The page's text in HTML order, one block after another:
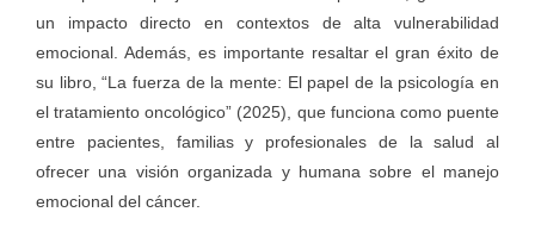
un impacto directo en contextos de alta vulnerabilidad
emocional. Además, es importante resaltar el gran éxito de
su libro, “La fuerza de la mente: El papel de la psicología en
el tratamiento oncológico” (2025), que funciona como puente
entre pacientes, familias y profesionales de la salud al
ofrecer una visión organizada y humana sobre el manejo
emocional del cáncer.